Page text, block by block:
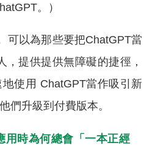
。）
可以為那些要把ChatGPT當
，提供提供無障礙的捷徑，
使用 ChatGPT當作吸引新
們升級到付費版本。
用時為何總會「一本正經